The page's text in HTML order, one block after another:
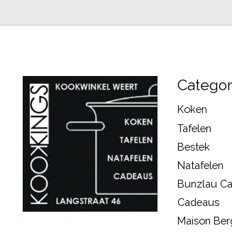
Koken
Tafelen
Bestek
Natafelen
Bunzlau
Cadeaus
Maison